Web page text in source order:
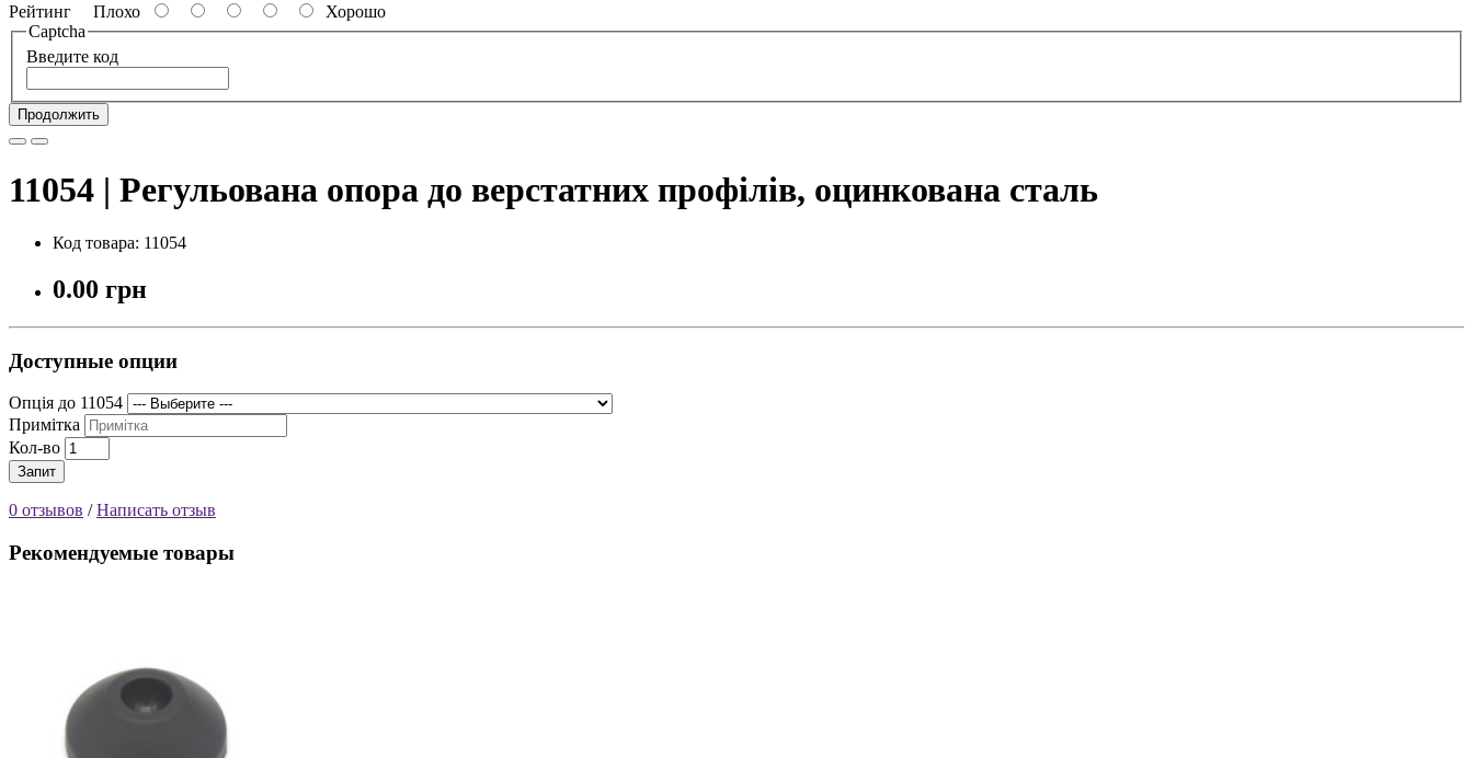
Рейтинг Плохо
Хорошо
Captcha
Введите код
Продолжить
11054 | Регульована опора до верстатних профілів, оцинкована сталь
Код товара: 11054
0.00 грн
Доступные опции
Опція до 11054
Примітка
Кол-во
Запит
0 отзывов /Написать отзыв
Рекомендуемые товары